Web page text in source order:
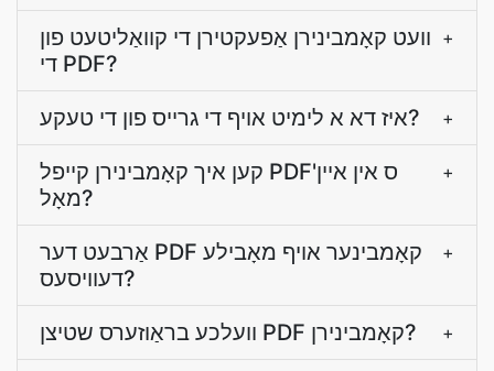
וועט קאָמבינירן אַפעקטירן די קוואַליטעט פון
די PDF?
+
איז דא א לימיט אויף די גרייס פון די טעקע? +
קען איך קאָמבינירן קייפל PDF'ס אין איין
מאָל?
+
אַרבעט דער PDF קאָמבינער אויף מאָבילע
דעוויסעס?
+
וועלכע בראַוזערס שטיצן PDF קאָמבינירן? +